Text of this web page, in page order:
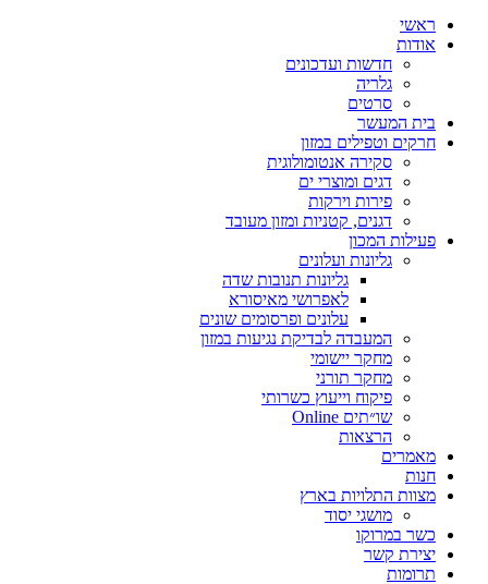
ראשי
אודות
חדשות ועדכונים
גלריה
סרטים
בית המעשר
חרקים וטפילים במזון
סקירה אנטומולוגית
דגים ומוצרי ים
פירות וירקות
דגנים, קטניות ומזון מעובד
פעילות המכון
גליונות ועלונים
גליונות תנובות שדה
לאפרושי מאיסורא
עלונים ופרסומים שונים
המעבדה לבדיקת נגיעות במזון
מחקר יישומי
מחקר תורני
פיקוח וייעוץ כשרותי
שו״תים Online
הרצאות
מאמרים
חנות
מצוות התלויות בארץ
מושגי יסוד
כשר במרוקו
יצירת קשר
תרומות